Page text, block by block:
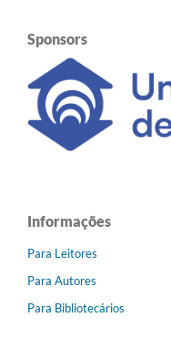
Sponsors
Informações
Para Leitores
Para Autores
Para Bibliotecários